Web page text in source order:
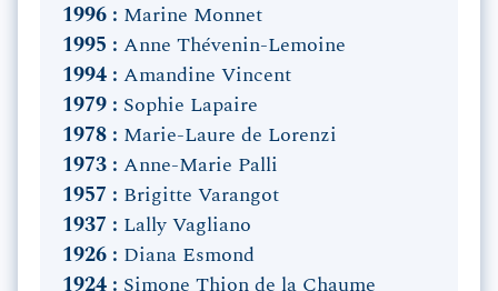
1996 : Marine Monnet
1995 : Anne Thévenin-Lemoine
1994 : Amandine Vincent
1979 : Sophie Lapaire
1978 : Marie-Laure de Lorenzi
1973 : Anne-Marie Palli
1957 : Brigitte Varangot
1937 : Lally Vagliano
1926 : Diana Esmond
1924 : Simone Thion de la Chaume